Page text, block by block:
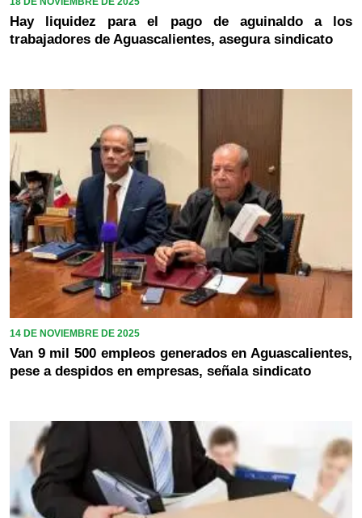
Hay liquidez para el pago de aguinaldo a los
trabajadores de Aguascalientes, asegura sindicato
14 DE NOVIEMBRE DE 2025
Van 9 mil 500 empleos generados en Aguascalientes,
pese a despidos en empresas, señala sindicato